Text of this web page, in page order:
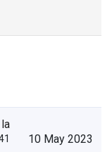
10 May 2023